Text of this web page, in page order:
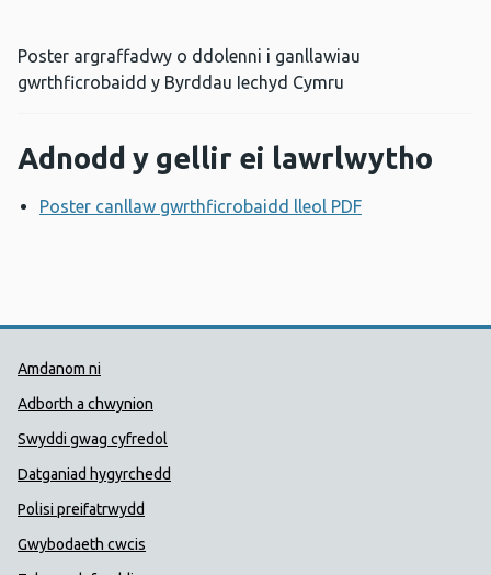
Poster argraffadwy o ddolenni i ganllawiau
gwrthficrobaidd y Byrddau Iechyd Cymru
Adnodd y gellir ei lawrlwytho
Poster canllaw gwrthficrobaidd lleol PDF
Dolenni Cymorth Iechyd
Amdanom ni
Adborth a chwynion
Swyddi gwag cyfredol
Datganiad hygyrchedd
Polisi preifatrwydd
Gwybodaeth cwcis